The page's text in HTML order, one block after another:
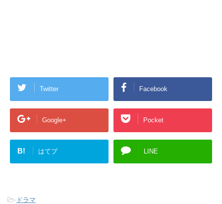
Twitter Facebook
Google+ Pocket
B! はてブ LINE
- ドラマ